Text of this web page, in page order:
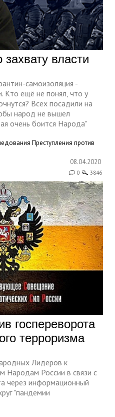
власти
самоизоляция -
Кто ещё не понял, что у
Всех посадили на
народ не вышел
очень боится Народа"
Преступления против
08.04.2020
0 3846
госпереворота
терроризма
Лидеров к
Народам России в связи с
через информационный
"пандемии